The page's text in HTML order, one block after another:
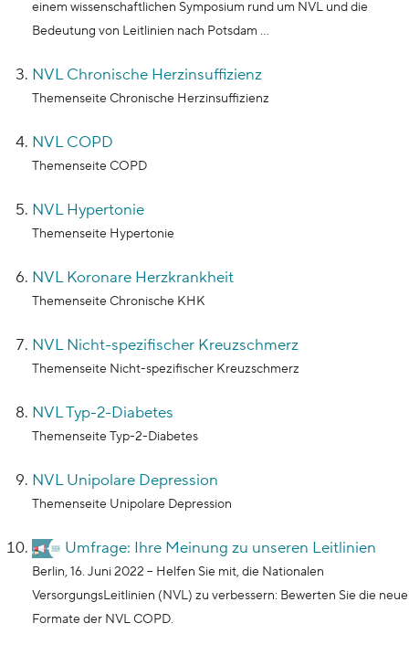
einem wissenschaftlichen Symposium rund um NVL und die
Bedeutung von Leitlinien nach Potsdam ...
NVL Chronische Herzinsuffizienz
Themenseite Chronische Herzinsuffizienz
NVL COPD
Themenseite COPD
NVL Hypertonie
Themenseite Hypertonie
NVL Koronare Herzkrankheit
Themenseite Chronische KHK
NVL Nicht-spezifischer Kreuzschmerz
Themenseite Nicht-spezifischer Kreuzschmerz
NVL Typ-2-Diabetes
Themenseite Typ-2-Diabetes
NVL Unipolare Depression
Themenseite Unipolare Depression
Umfrage: Ihre Meinung zu unseren Leitlinien
Berlin, 16. Juni 2022 – Helfen Sie mit, die Nationalen
VersorgungsLeitlinien (NVL) zu verbessern: Bewerten Sie die
Formate der NVL COPD.